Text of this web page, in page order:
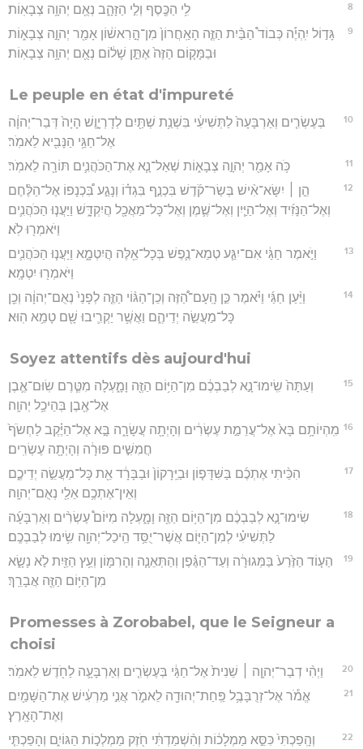
8 לִ֥י הַכֶּ֖סֶף וְלִ֣י הַזָּהָ֑ב נְאֻ֖ם יְהוָ֥ה צְבָאֽוֹת׃
9
גָּד֣וֹל יִֽהְיֶ֡ה כְּבוֹד֩ הַבַּ֨יִת הַזֶּ֤ה הָאַֽחֲרוֹן֙ מִן־הָ֣רִאשׁ֔וֹן אָמַ֖ר יְהוָ֣ה צְבָא֑וֹת
וּבַמָּק֤וֹם הַזֶּה֙ אֶתֵּ֣ן שָׁל֔וֹם נְאֻ֖ם יְהוָ֥ה צְבָאֽוֹת׃
Le peuple en état d'impureté
10
בְּעֶשְׂרִ֤ים וְאַרְבָּעָה֙ לַתְּשִׁיעִ֔י בִּשְׁנַ֥ת שְׁתַּ֖יִם לְדָרְיָ֑וֶשׁ הָיָה֙ דְּבַר־יְהוָ֔ה
אֶל־חַגַּ֥י הַנָּבִ֖יא לֵאמֹֽר׃
11 כֹּ֥ה אָמַ֖ר יְהוָ֣ה צְבָא֑וֹת שְׁאַל־נָ֧א אֶת־הַכֹּהֲנִ֛ים תּוֹרָ֖ה לֵאמֹֽר׃
12
הֵ֣ן ׀ יִשָּׂא־אִ֨ישׁ בְּשַׂר־קֹ֜דֶשׁ בִּכְנַ֣ף בִּגְד֗וֹ וְנָגַ֣ע בִּ֠כְנָפוֹ אֶל־הַלֶּ֨חֶם
וְאֶל־הַנָּזִ֜יד וְאֶל־הַיַּ֧יִן וְאֶל־שֶׁ֛מֶן וְאֶל־כָּל־מַאֲכָ֖ל הֲיִקְדָּ֑שׁ וַיַּעֲנ֧וּ הַכֹּהֲנִ֛ים
וַיֹּאמְר֖וּ לֹֽא׃
13
וַיֹּ֣אמֶר חַגַּ֔י אִם־יִגַּ֧ע טְמֵא־נֶ֛פֶשׁ בְּכָל־אֵ֖לֶּה הֲיִטְמָ֑א וַיַּעֲנ֧וּ הַכֹּהֲנִ֛ים
וַיֹּאמְר֖וּ יִטְמָֽא׃
14
וַיַּ֨עַן חַגַּ֜י וַיֹּ֗אמֶר כֵּ֣ן הָֽעָם־הַ֠זֶּה וְכֵן־הַגּ֨וֹי הַזֶּ֤ה לְפָנַי֙ נְאֻם־יְהוָ֔ה וְכֵ֖ן
כָּל־מַעֲשֵׂ֣ה יְדֵיהֶ֑ם וַאֲשֶׁ֥ר יַקְרִ֛יבוּ שָׁ֖ם טָמֵ֥א הֽוּא׃
Soyez attentifs dès aujourd'hui
15
וְעַתָּה֙ שִֽׂימוּ־נָ֣א לְבַבְכֶ֔ם מִן־הַיּ֥וֹם הַזֶּ֖ה וָמָ֑עְלָה מִטֶּ֧רֶם שֽׂוּם־אֶ֛בֶן
אֶל־אֶ֖בֶן בְּהֵיכַ֥ל יְהוָֽה׃
16 מִֽהְיוֹתָ֥ם בָּא֙ אֶל־עֲרֵמַ֣ת עֶשְׂרִ֔ים וְהָיְתָ֖ה עֲשָׂרָ֑ה בָּ֣א אֶל־הַיֶּ֗קֶב לַחְשֹׂף֙
חֲמִשִּׁ֣ים פּוּרָ֔ה וְהָיְתָ֖ה עֶשְׂרִֽים׃
17
הִכֵּ֨יתִי אֶתְכֶ֜ם בַּשִּׁדָּפ֤וֹן וּבַיֵּֽרָקוֹן֙ וּבַבָּרָ֔ד אֵ֖ת כָּל־מַעֲשֵׂ֣ה יְדֵיכֶ֑ם
וְאֵין־אֶתְכֶ֥ם אֵלַ֖י נְאֻם־יְהוָֽה׃
18
שִׂימוּ־נָ֣א לְבַבְכֶ֔ם מִן־הַיּ֥וֹם הַזֶּ֖ה וָמָ֑עְלָה מִיּוֹם֩ עֶשְׂרִ֨ים וְאַרְבָּעָ֜ה
לַתְּשִׁיעִ֗י לְמִן־הַיּ֛וֹם אֲשֶׁר־יֻסַּ֥ד הֵֽיכַל־יְהוָ֖ה שִׂ֥ימוּ לְבַבְכֶֽם׃
19
הַע֤וֹד הַזֶּ֙רַע֙ בַּמְּגוּרָ֔ה וְעַד־הַגֶּ֨פֶן וְהַתְּאֵנָ֧ה וְהָרִמּ֛וֹן וְעֵ֥ץ הַזַּ֖יִת לֹ֣א נָשָׂ֑א
מִן־הַיּ֥וֹם הַזֶּ֖ה אֲבָרֵֽךְ׃
Promesses à Zorobabel, que le Seigneur a
choisi
20 וַיְהִ֨י דְבַר־יְהוָ֤ה ׀ שֵׁנִית֙ אֶל־חַגַּ֔י בְּעֶשְׂרִ֧ים וְאַרְבָּעָ֛ה לַחֹ֖דֶשׁ לֵאמֹֽר׃
21
אֱמֹ֕ר אֶל־זְרֻבָּבֶ֥ל פַּֽחַת־יְהוּדָ֖ה לֵאמֹ֑ר אֲנִ֣י מַרְעִ֔ישׁ אֶת־הַשָּׁמַ֖יִם
וְאֶת־הָאָֽרֶץ׃
22 וְהָֽפַכְתִּי֙ כִּסֵּ֣א מַמְלָכ֔וֹת וְהִ֨שְׁמַדְתִּ֔י חֹ֖זֶק מַמְלְכ֣וֹת הַגּוֹיִ֑ם וְהָפַכְתִּ֤י